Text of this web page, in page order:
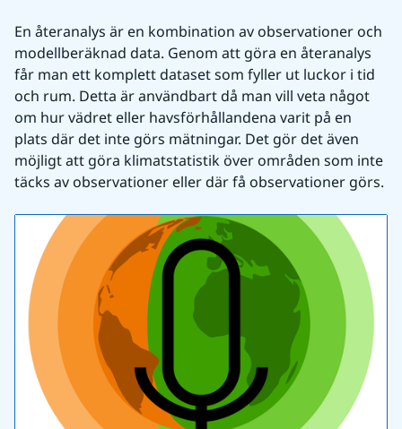
En återanalys är en kombination av observationer och
modellberäknad data. Genom att göra en återanalys
får man ett komplett dataset som fyller ut luckor i tid
och rum. Detta är användbart då man vill veta något
om hur vädret eller havsförhållandena varit på en
plats där det inte görs mätningar. Det gör det även
möjligt att göra klimatstatistik över områden som inte
täcks av observationer eller där få observationer görs.